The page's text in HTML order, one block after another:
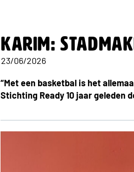
Karim:
23/06/2026
“Met een basketbal is het
Stichting Ready 10 jaar geleden